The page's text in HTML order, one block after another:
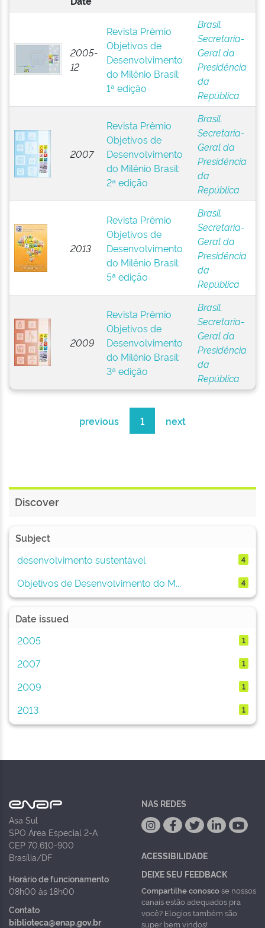
2005-
12
Revista Prêmio
Objetivos de
Desenvolvimento
do Milênio Brasil:
1ª edição
Brasil.
Secretaria-
Geral da
Presidência
da
República
2007
Revista Prêmio
Objetivos de
Desenvolvimento
do Milênio Brasil:
2ª edição
Brasil.
Secretaria-
Geral da
Presidência
da
República
2013
Revista Prêmio
Objetivos de
Desenvolvimento
do Milênio Brasil:
5ª edição
Brasil.
Secretaria-
Geral da
Presidência
da
República
2009
Revista Prêmio
Objetivos de
Desenvolvimento
do Milênio Brasil:
3ª edição
Brasil.
Secretaria-
Geral da
Presidência
da
República
previous 1 next
Discover
Subject
desenvolvimento sustentável
4
Objetivos de Desenvolvimento do M... 4
Date issued
2005
1
2007 1
2009 1
2013 1
Asa Sul
SPO Área Especial 2-A
CEP 70.610-900
Brasília/DF
Horário de funcionamento
08h00 às 18h00
Contato
biblioteca@enap.gov.br
NAS REDES
ACESSIBILIDADE
DEIXE SEU FEEDBACK
Compartilhe conoscose nossos
canais estão adequados pra
você? Elogios também são
super bem vindos!